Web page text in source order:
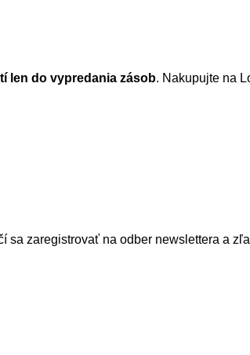
len do vypredania zásob. Nakupujte na
zaregistrovať na odber newslettera a